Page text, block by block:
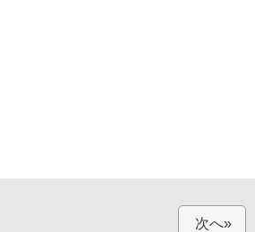
次へ»